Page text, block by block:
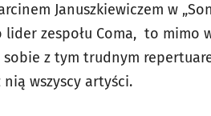
Januszkiewiczem w
zespołu Coma, to mimo
z tym trudnym
wszyscy artyści.